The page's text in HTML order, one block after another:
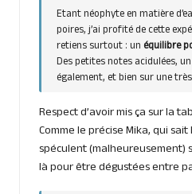
Etant néophyte en matière
poires, j’ai profité de cette
retiens surtout : un équilibre
Des petites notes acidulées,
également, et bien sur une
Respect d’avoir mis ça sur la
Comme le précise Mika, qui
spéculent (malheureusement)
là pour être dégustées entre